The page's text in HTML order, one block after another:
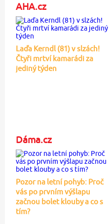
AHA.cz
Laďa Kerndl (81) v slzách!
Čtyři mrtví kamarádi za
jediný týden
Dáma.cz
Pozor na letní pohyb: Proč
vás po prvním výšlapu
začnou bolet klouby a co s
tím?